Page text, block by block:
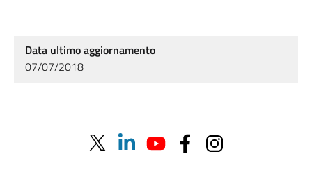
Data ultimo aggiornamento
07/07/2018